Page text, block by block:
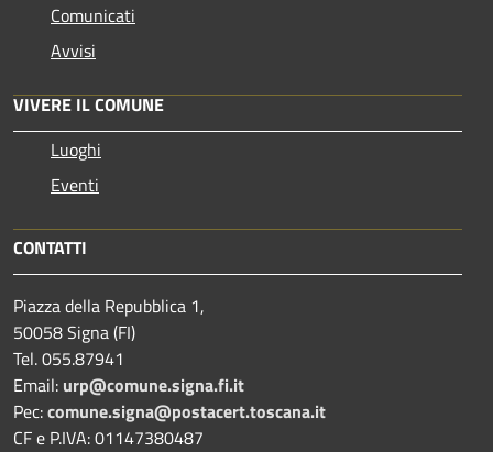
Comunicati
Avvisi
VIVERE IL COMUNE
Luoghi
Eventi
CONTATTI
Piazza della Repubblica 1,
50058 Signa (FI)
Tel. 055.87941
Email: urp@comune.signa.fi.it
Pec:comune.signa@postacert.toscana.it
CF e P.IVA: 01147380487